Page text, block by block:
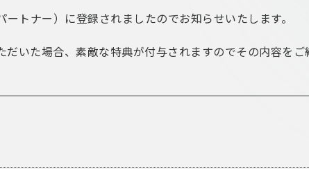
トナー）に登録されましたのでお知らせいたします。
いた場合、素敵な特典が付与されますのでその内容をご